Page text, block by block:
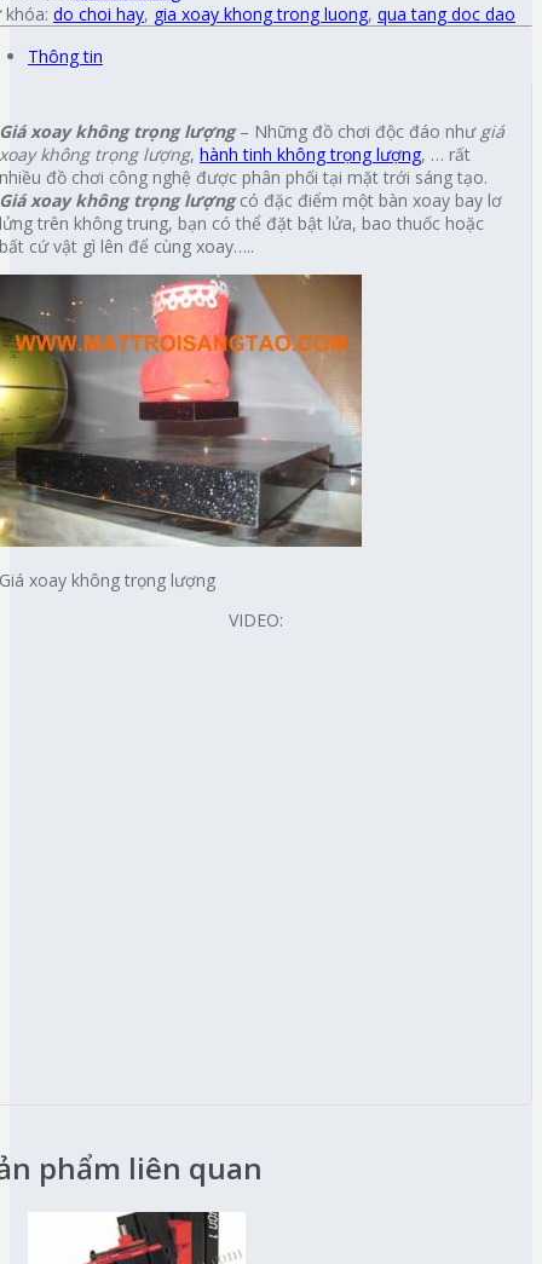
khóa: do choi hay, gia xoay khong trong luong, qua tang doc dao
Thông tin
Giá xoay không trọng lượng– Những đồ chơi độc đáo như giá
xoay không trọng lượng, hành tinh không trọng lượng, … rất
nhiều đồ chơi công nghệ được phân phối tại mặt trới sáng tạo.
Giá xoay không trọng lượngcó đặc điểm một bàn xoay bay lơ
lửng trên không trung, bạn có thể đặt bật lửa, bao thuốc hoặc
bất cứ vật gì lên để cùng xoay…..
Giá xoay không trọng lượng
VIDEO:
phẩm liên quan